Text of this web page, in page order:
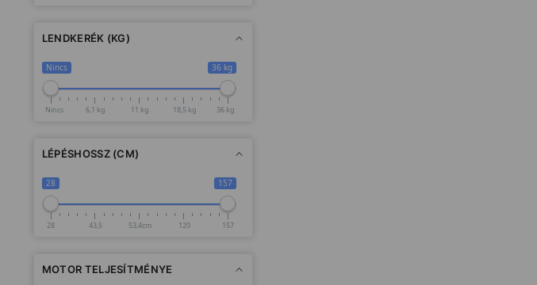
LENDKERÉK (KG)
Nincs 36 kg
Nincs 6,1 kg 11 kg 18,5 kg 36 kg
LÉPÉSHOSSZ (CM)
28 157
28 43,5 53,4cm 120 157
MOTOR TELJESÍTMÉNYE